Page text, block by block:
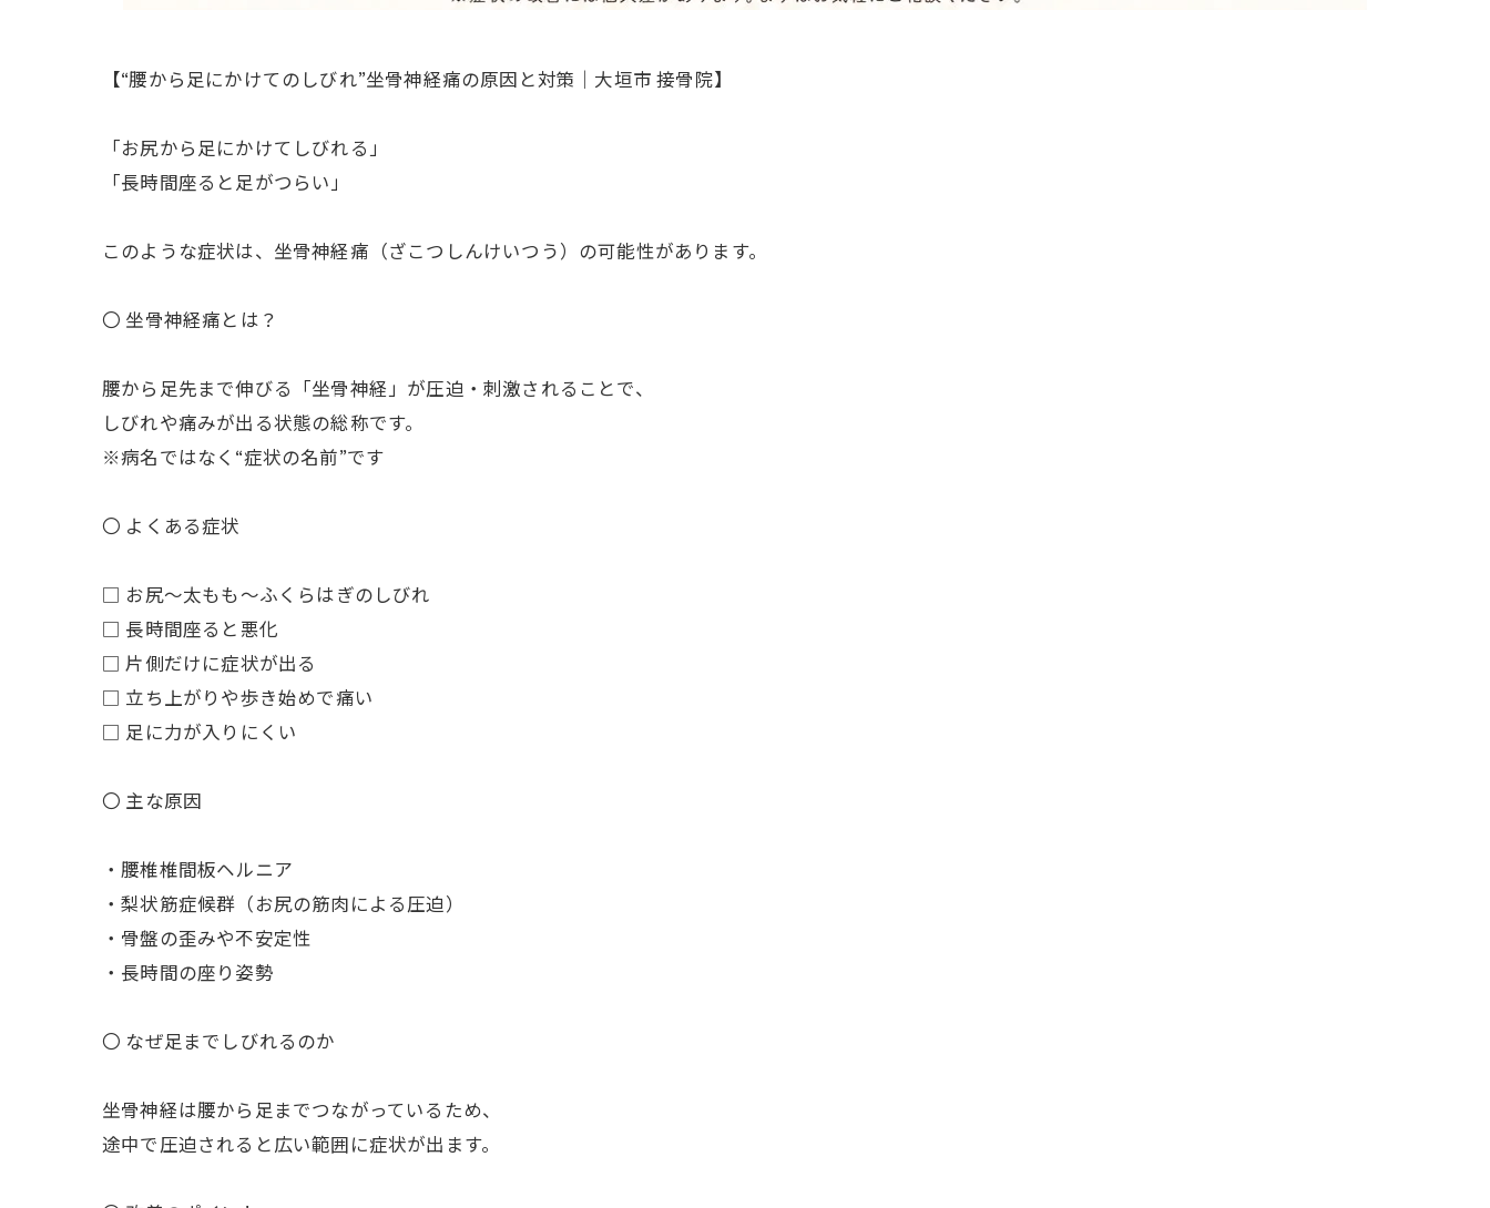
【“腰から足にかけてのしびれ”坐骨神経痛の原因と対策｜大垣市 接骨院】
「お尻から足にかけてしびれる」
「長時間座ると足がつらい」
このような症状は、坐骨神経痛（ざこつしんけいつう）の可能性があります。
〇 坐骨神経痛とは？
腰から足先まで伸びる「坐骨神経」が圧迫・刺激されることで、
しびれや痛みが出る状態の総称です。
※病名ではなく“症状の名前”です
〇 よくある症状
□ お尻～太もも～ふくらはぎのしびれ
□ 長時間座ると悪化
□ 片側だけに症状が出る
□ 立ち上がりや歩き始めで痛い
□ 足に力が入りにくい
〇 主な原因
・腰椎椎間板ヘルニア
・梨状筋症候群（お尻の筋肉による圧迫）
・骨盤の歪みや不安定性
・長時間の座り姿勢
〇 なぜ足までしびれるのか
坐骨神経は腰から足までつながっているため、
途中で圧迫されると広い範囲に症状が出ます。